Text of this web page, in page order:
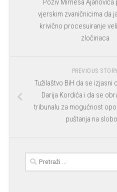
Poziv Mirnesa Ajanovića
vjerskim zvaničnicima da
krivično procesuiranje
zločinaca
PREVIOUS STORY
Tužilaštvo BiH da se izjasni
Darija Kordića i da se
tribunalu za mogućnost
puštanja na
Pretraga: